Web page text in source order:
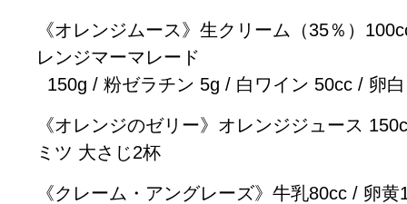
《オレンジムース》生クリーム（35％）
レンジマーマレード
150g / 粉ゼラチン 5g / 白ワイン 50cc / 卵
《オレンジのゼリー》オレンジジュース
ミツ 大さじ2杯
《クレーム・アングレーズ》牛乳80cc / 卵